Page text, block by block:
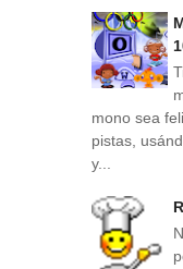
mono sea
pistas,
y...